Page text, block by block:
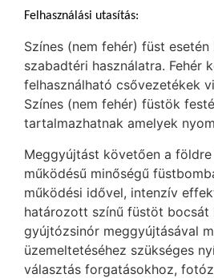
Felhasználási utasítás:
Színes (nem fehér) füst
szabadtéri használatra. Fehér
felhasználható csővezetékek
Színes (nem fehér) füstök
tartalmazhatnak amelyek
Meggyújtást követően a
működésű minőségű
működési idővel, intenzív
határozott színű füstöt bocsát
gyújtózsinór meggyújtásával
üzemeltetéséhez szükséges
választás forgatásokhoz,